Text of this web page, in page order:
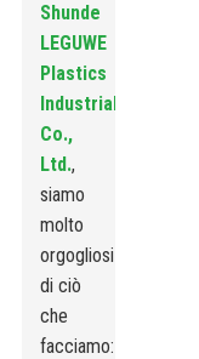
Shunde
LEGUWE
Plastics
Industrial
Co.,
Ltd.,
siamo
molto
orgogliosi
di ciò
che
facciamo: